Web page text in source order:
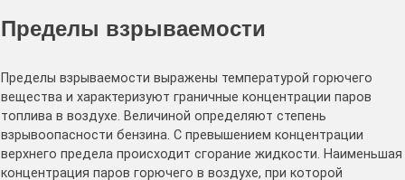
Пределы взрываемости
Пределы взрываемости выражены температурой горючего
вещества и характеризуют граничные концентрации паров
топлива в воздухе. Величиной определяют степень
взрывоопасности бензина. С превышением концентрации
верхнего предела происходит сгорание жидкости. Наименьшая
концентрация паров горючего в воздухе, при которой